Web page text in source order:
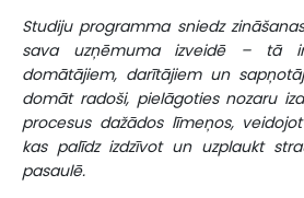
Studiju programma sniedz
sava uzņēmuma izveidē – tā ir
domātājiem, darītājiem un
domāt radoši, pielāgoties nozaru
procesus dažādos līmeņos,
kas palīdz izdzīvot un uzplaukt
pasaulē.